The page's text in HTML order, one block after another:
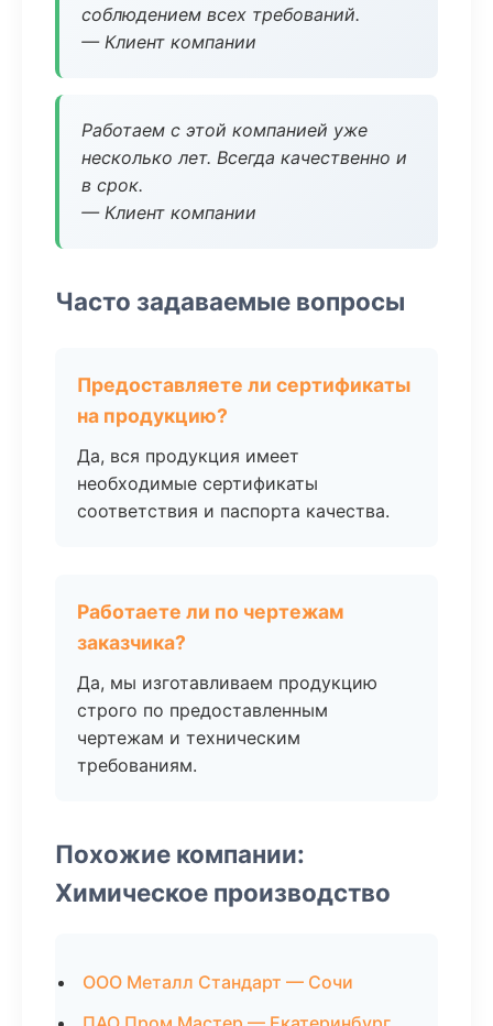
соблюдением всех требований.
— Клиент компании
Работаем с этой компанией уже
несколько лет. Всегда качественно и
в срок.
— Клиент компании
Часто задаваемые вопросы
Предоставляете ли сертификаты
на продукцию?
Да, вся продукция имеет
необходимые сертификаты
соответствия и паспорта качества.
Работаете ли по чертежам
заказчика?
Да, мы изготавливаем продукцию
строго по предоставленным
чертежам и техническим
требованиям.
Похожие компании:
Химическое производство
ООО Металл Стандарт — Сочи